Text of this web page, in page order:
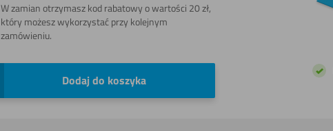
Gięcia (na
W zamian otrzymasz kod rabatowy o wartości 20 zł,
który możesz wykorzystać przy kolejnym
zamówieniu.
Dodaj do koszyka